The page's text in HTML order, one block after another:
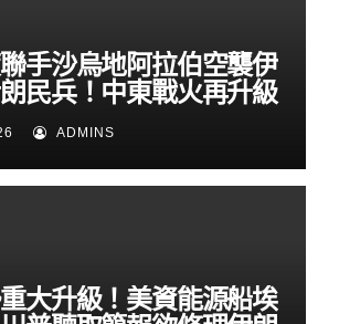
手沙烏地阿拉伯空襲伊
民兵！中東戰火再升級
ADMINS
大升級！美資能源船埃